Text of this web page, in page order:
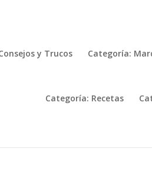
y Trucos Categoría:
Categoría: Recetas